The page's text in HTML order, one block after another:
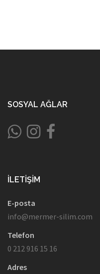
SOSYAL AĞLAR
İLETIŞIM
E-posta
info@mermer-silim.com
Telefon
0 212 916 15 16
Adres